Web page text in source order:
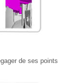
de ses points